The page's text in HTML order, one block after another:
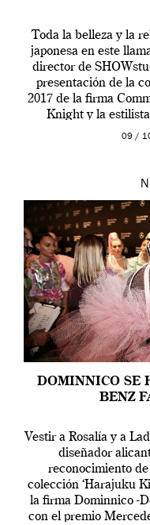
Toda la belleza y la
japonesa en este
director de
presentación de la
2017 de la firma
Knight y la
09 /
DOMINNICO SE
BENZ
Vestir a Rosalía y a
diseñador
reconocimiento
colección ‘Harajuku
la firma Dominnico -
con el premio